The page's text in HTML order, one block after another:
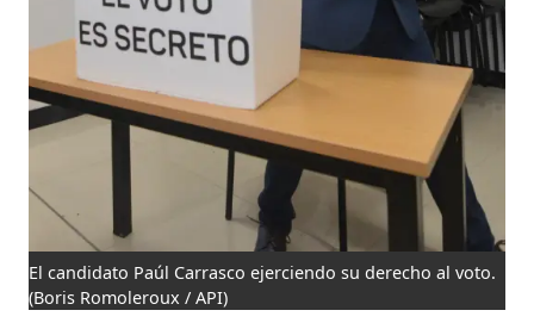
El candidato Paúl Carrasco ejerciendo su derecho al voto.
(Boris Romoleroux / API)